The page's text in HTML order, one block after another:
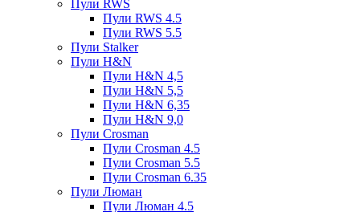
Пули RWS
Пули RWS 4.5
Пули RWS 5.5
Пули Stalker
Пули H&N
Пули H&N 4,5
Пули H&N 5,5
Пули H&N 6,35
Пули H&N 9,0
Пули Crosman
Пули Crosman 4.5
Пули Crosman 5.5
Пули Crosman 6.35
Пули Люман
Пули Люман 4.5